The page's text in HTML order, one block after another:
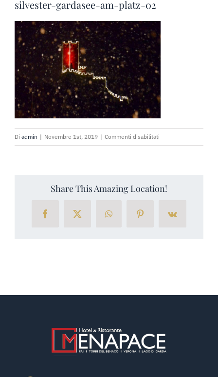
PRENOTA SUBITO
RICHIEDI PREVENTIVO
silvester-gardasee-am-platz-02
Di admin | Novembre 1st, 2019 | Commenti disabilitati
silvester-
Share This Amazing Location!
FacebookX WhatsAppPinterestVk